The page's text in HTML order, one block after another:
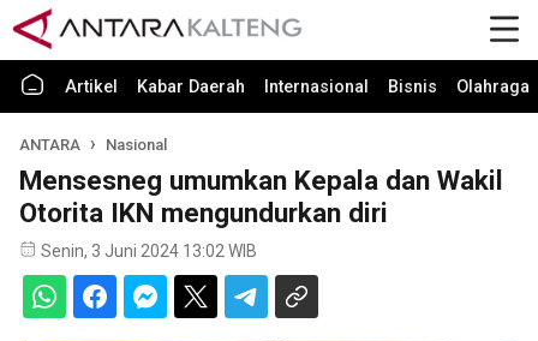
Artikel Kabar Daerah Internasional Bisnis Olahraga
ANTARA Nasional
Mensesneg umumkan Kepala dan Wakil
Otorita IKN mengundurkan diri
Senin, 3 Juni 2024 13:02 WIB